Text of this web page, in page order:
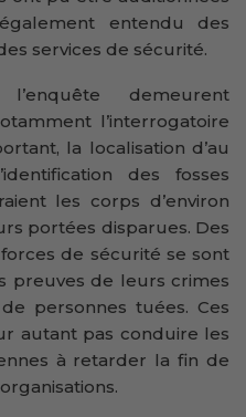
entendu des
services de sécurité.
demeurent
l’interrogatoire
la localisation d’au
des fosses
les corps d’environ
portées disparues. Des
de sécurité se sont
preuves de leurs crimes
personnes tuées. Ces
autant pas conduire les
à retarder la fin de